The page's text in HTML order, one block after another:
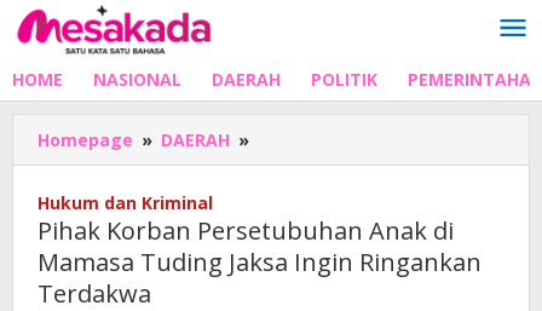
Lewati
ke
HOME NASIONAL DAERAH POLITIK
Homepage » DAERAH »
Korban
di
Mamasa
Hukum dan Kriminal
Pihak Korban Persetubuhan Anak di
Mamasa Tuding Jaksa Ingin Ringankan
Terdakwa